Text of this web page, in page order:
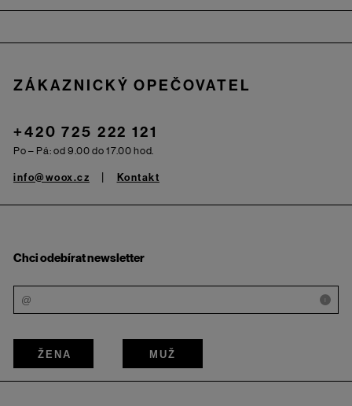
ZÁKAZNICKÝ OPEČOVATEL
+420 725 222 121
Po – Pá: od 9.00 do 17.00 hod.
info@woox.cz Kontakt
Chci odebírat newsletter
i
ŽENA MUŽ